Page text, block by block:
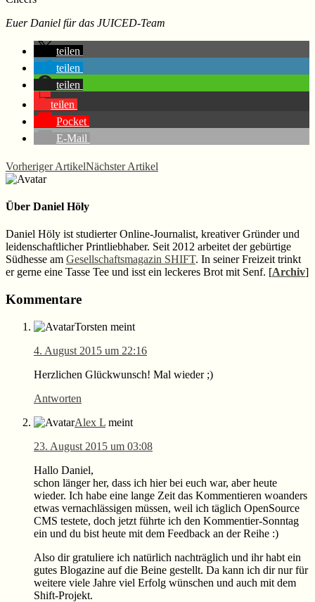
Euer Daniel für das JUICED-Team
teilen
teilen
teilen
teilen
Pocket
E-Mail
Vorheriger ArtikelNächster Artikel
Über Daniel Höly
Daniel Höly ist studierter Online-Journalist, kreativer Gründer und
leidenschaftlicher Printliebhaber. Seit 2012 arbeitet der gebürtige
Südhesse am Gesellschaftsmagazin SHIFT. In seiner Freizeit trinkt
er gerne eine Tasse Tee und isst ein leckeres Brot mit Senf. [Archiv]
Leser-
Interaktionen
Kommentare
Torsten meint
4. August 2015 um 22:16
Herzlichen Glückwunsch! Mal wieder ;)
Antworten
Alex L meint
23. August 2015 um 03:08
Hallo Daniel,
schon länger her, dass ich hier bei euch war, aber heute
wieder. Ich habe eine lange Zeit das Kommentieren woanders
etwas vernachlässigen müssen, weil ich täglich OpenSource
CMS testete, doch jetzt führte ich den Kommentier-Sonntag
ein und du bist heute mit dem Feedback an der Reihe :)
Also dir gratuliere ich natürlich nachträglich und ihr habt ein
gutes Blogazine auf die Beine gestellt. Da kann ich dir nur für
weitere viele Jahre viel Erfolg wünschen und auch mit dem
Shift-Projekt.